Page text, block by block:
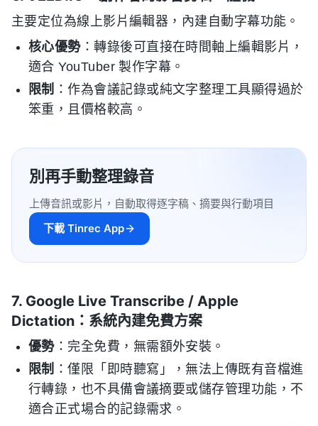
主要定位為線上影片編輯器，內建自動字幕功能。
核心優勢：轉錄後可直接在時間軸上編輯影片，
適合 YouTuber 製作字幕。
限制 ：作為會議記錄或純文字整理工具顯得過於
笨重，且價格較高。
別再手動整理錄音
上傳音訊或影片，自動取得逐字稿、摘要與行動項目
下載 Tinrec App
7. Google Live Transcribe / Apple
Dictation：系統內建免費方案
優勢：完全免費，無需額外安裝。
限制 ：僅限「即時聽寫」，無法上傳既有音檔進
行轉錄，也不具備會議摘要或儲存管理功能，不
適合正式場合的記錄需求。